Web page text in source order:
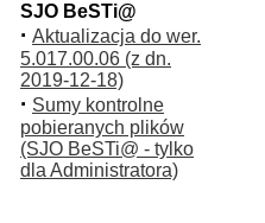
SJO BeSTi@
· Aktualizacja do wer.
5.017.00.06 (z dn.
2019-12-18)
· Sumy kontrolne
pobieranych plików
(SJO BeSTi@ - tylko
dla Administratora)